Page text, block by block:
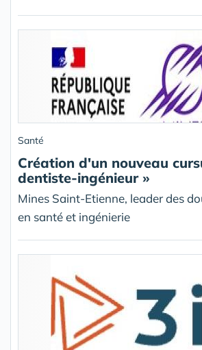
Santé
Création d'un nouveau
dentiste-ingénieur »
Mines Saint-Etienne, leader des
en santé et ingénierie